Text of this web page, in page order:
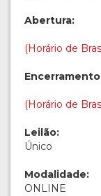
Abertura:
(Horário de
(Horário de
Leilão:
Único
Modalidade:
ONLINE